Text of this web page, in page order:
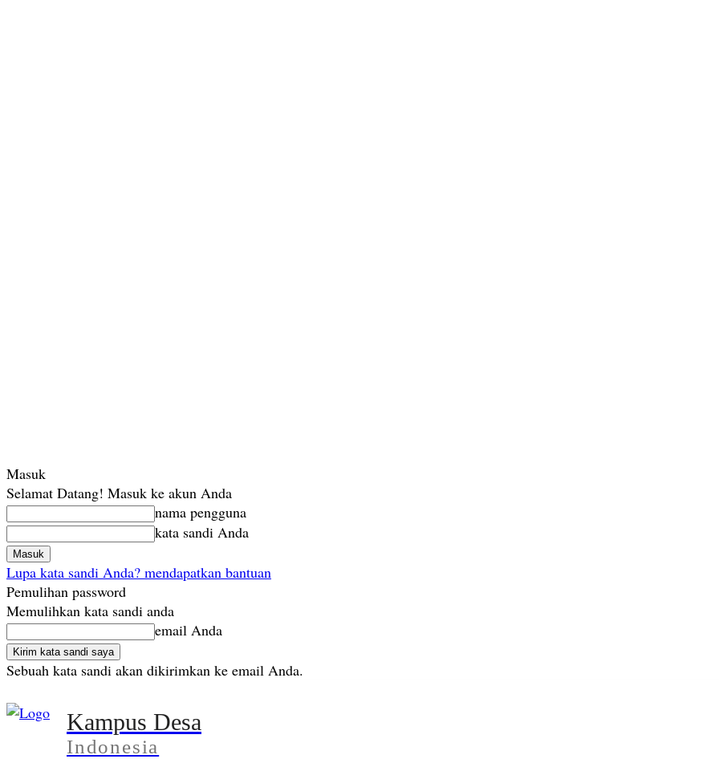
Masuk
Selamat Datang! Masuk ke akun Anda
nama pengguna
kata sandi Anda
Lupa kata sandi Anda? mendapatkan bantuan
Pemulihan password
Memulihkan kata sandi anda
email Anda
Sebuah kata sandi akan dikirimkan ke email Anda.
Kampus Desa
Indonesia